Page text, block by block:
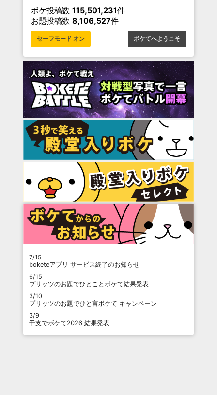
ボケ投稿数 115,501,231件
お題投稿数 8,106,527件
セーフモード オン ボケてへようこそ
7/15
boketeアプリ サービス終了のお知らせ
6/15
プリッツのお題でひとことボケて結果発表
3/10
プリッツのお題でひと言ボケて キャンペーン
3/9
干支でボケて2026 結果発表